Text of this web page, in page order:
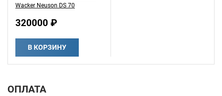
Wacker Neuson DS 70
320000 ₽
В КОРЗИНУ
ОПЛАТА